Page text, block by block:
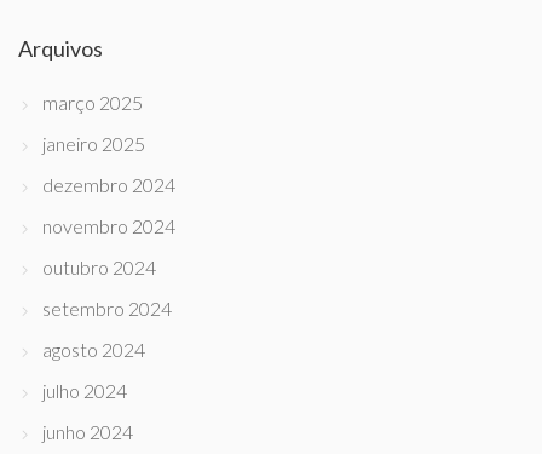
Arquivos
março 2025
janeiro 2025
dezembro 2024
novembro 2024
outubro 2024
setembro 2024
agosto 2024
julho 2024
junho 2024